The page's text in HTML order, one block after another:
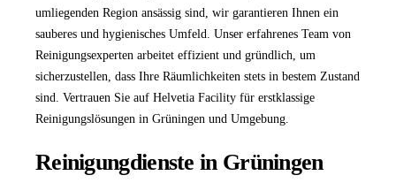
umliegenden Region ansässig sind, wir garantieren Ihnen ein
sauberes und hygienisches Umfeld. Unser erfahrenes Team von
Reinigungsexperten arbeitet effizient und gründlich, um
sicherzustellen, dass Ihre Räumlichkeiten stets in bestem Zustand
sind. Vertrauen Sie auf Helvetia Facility für erstklassige
Reinigungslösungen in Grüningen und Umgebung.
Reinigungdienste in Grüningen